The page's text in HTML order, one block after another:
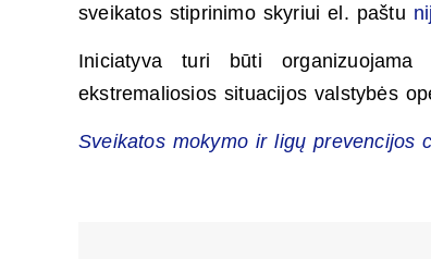
sveikatos stiprinimo skyriui el. paštu
Iniciatyva turi būti organizuojama
ekstremaliosios situacijos valstybės
Sveikatos mokymo ir ligų prevencijos